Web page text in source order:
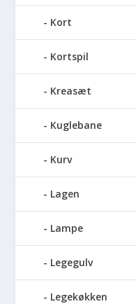
Kort
Kortspil
Kreasæt
Kuglebane
Kurv
Lagen
Lampe
Legegulv
Legekøkken